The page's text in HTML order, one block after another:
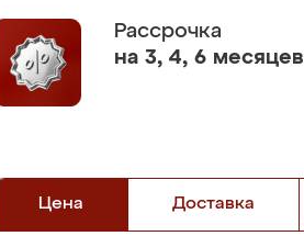
Рассрочка
на 3, 4, 6 месяцев
Цена Доставка